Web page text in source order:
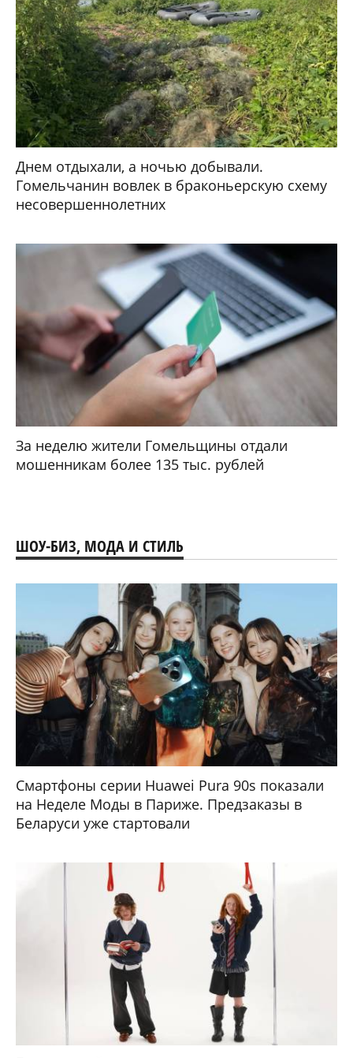
Днем отдыхали, а ночью добывали.
Гомельчанин вовлек в браконьерскую схему
несовершеннолетних
За неделю жители Гомельщины отдали
мошенникам более 135 тыс. рублей
ШОУ-БИЗ, МОДА И СТИЛЬ
Смартфоны серии Huawei Pura 90s показали
на Неделе Моды в Париже. Предзаказы в
Беларуси уже стартовали